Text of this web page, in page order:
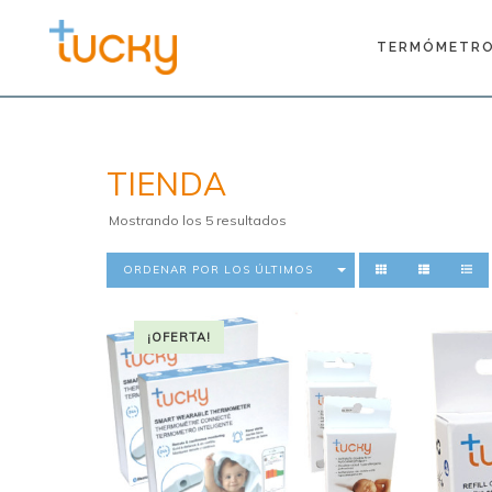
TIENDA
Mostrando los 5 resultados
ORDENAR POR LOS ÚLTIMOS
¡OFERTA!